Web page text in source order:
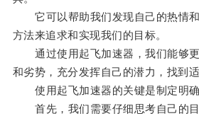
它可以帮助我们发现自己的热情和
方法来追求和实现我们的目标。
通过使用起飞加速器，我们能够更
和劣势，充分发挥自己的潜力，找到
使用起飞加速器的关键是制定明确
首先，我们需要仔细思考自己的目